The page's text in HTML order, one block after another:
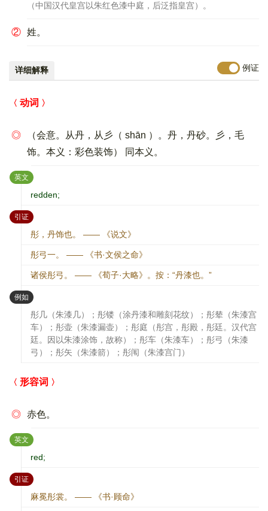
（中国汉代皇宫以朱红色漆中庭，后泛指皇宫）。
② 姓。
详细解释 例证
动词
◎
（会意。从丹，从彡（ shān ）。丹，丹砂。彡，毛
饰。本义：彩色装饰） 同本义。
英文 ：
redden;
引证：
彤，丹饰也。 —— 《说文》
彤弓一。 —— 《书·文侯之命》
诸侯彤弓。 —— 《荀子·大略》。按：“丹漆也。”
例如 ：
彤几（朱漆几）；彤镂（涂丹漆和雕刻花纹）；彤辇（朱漆宫
车）；彤壶（朱漆漏壶）；彤庭（彤宫，彤殿，彤廷。汉代宫
廷。因以朱漆涂饰，故称）；彤车（朱漆车）；彤弓（朱漆
弓）；彤矢（朱漆箭）；彤闱（朱漆宫门）
形容词
◎ 赤色。
英文 ：
red;
引证：
麻冕彤裳。 —— 《书·顾命》